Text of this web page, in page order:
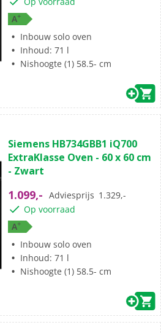
beoordelingen
A+
Inbouw solo oven
Inhoud: 71 l
Nishoogte (1) 58.5- cm
van
de
5
2
beoordelingen
Siemens HB734GBB1 iQ700
ExtraKlasse Oven - 60 x 60 cm
- Zwart
1.099,- Adviesprijs 1.329,-
Op voorraad
A+
Inbouw solo oven
Inhoud: 71 l
Nishoogte (1) 58.5- cm